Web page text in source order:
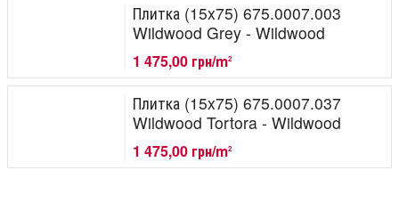
Плитка (15x75) 675.0007.003
Wildwood Grey - Wildwood
1 475,00 грн/m2
Плитка (15x75) 675.0007.037
Wildwood Tortora - Wildwood
1 475,00 грн/m2